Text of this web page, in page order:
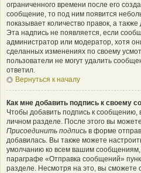
ограниченного времени после его
сообщение, то под ним появится
показывает количество правок, а
Эта надпись не появляется, если
администратор или модератор, хотя
сделанных изменениях по своему
пользователи не могут удалить
ответил.
Вернуться к началу
Как мне добавить подпись к своему
Чтобы добавить подпись к сообщению,
личном разделе. После этого вы
Присоединить подпись в форме
добавилась. Вы также можете
умолчанию ко всем вашим
параграфе «Отправка сообщений»
разделе. Несмотря на это, вы сможете